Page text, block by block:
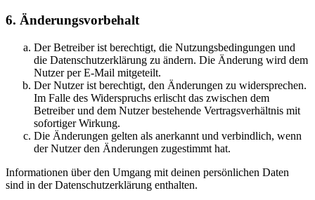
6. Änderungsvorbehalt
Der Betreiber ist berechtigt, die Nutzungsbedingungen und
die Datenschutzerklärung zu ändern. Die Änderung wird dem
Nutzer per E-Mail mitgeteilt.
Der Nutzer ist berechtigt, den Änderungen zu widersprechen.
Im Falle des Widerspruchs erlischt das zwischen dem
Betreiber und dem Nutzer bestehende Vertragsverhältnis mit
sofortiger Wirkung.
Die Änderungen gelten als anerkannt und verbindlich, wenn
der Nutzer den Änderungen zugestimmt hat.
Informationen über den Umgang mit deinen persönlichen Daten
sind in der Datenschutzerklärung enthalten.